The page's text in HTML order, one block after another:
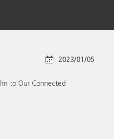
2023/01/05
to Our Connected